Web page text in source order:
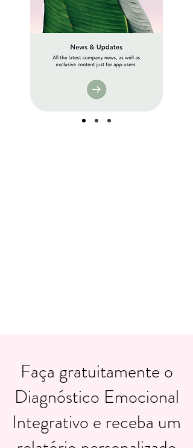
Faça gratuitamente o
Diagnóstico Emocional
Integrativo e receba um